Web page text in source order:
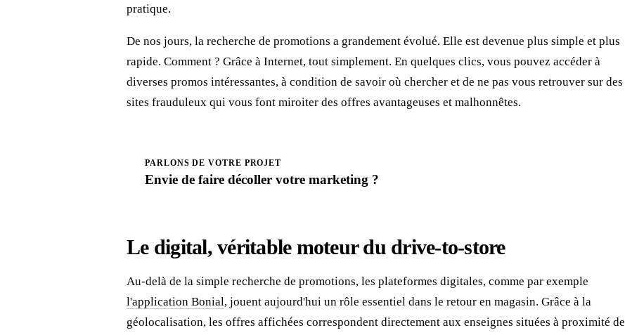
pratique.
De nos jours, la recherche de promotions a grandement évolué. Elle est devenue plus simple et plus
rapide. Comment ? Grâce à Internet, tout simplement. En quelques clics, vous pouvez accéder à
diverses promos intéressantes, à condition de savoir où chercher et de ne pas vous retrouver sur des
sites frauduleux qui vous font miroiter des offres avantageuses et malhonnêtes.
PARLONS DE VOTRE PROJET
Envie de faire décoller votre marketing ?
Le digital, véritable moteur du drive-to-store
Au-delà de la simple recherche de promotions, les plateformes digitales, comme par exemple
l'application Bonial, jouent aujourd'hui un rôle essentiel dans le retour en magasin. Grâce à la
géolocalisation, les offres affichées correspondent directement aux enseignes situées à proximité de